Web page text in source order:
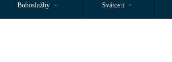
Bohoslužby Svátosti